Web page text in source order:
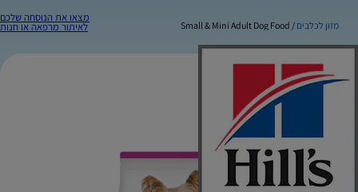
מצאו את הנוסחה שלכם
לאיתור מרפאה או חנות מזון לכלבים Small & Mini Adult Dog Food